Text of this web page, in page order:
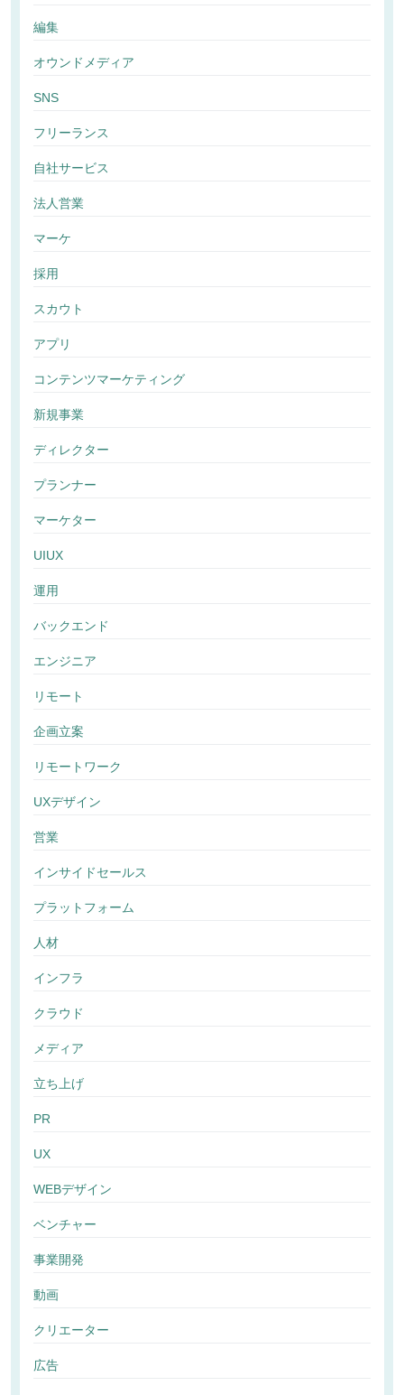
編集
オウンドメディア
SNS
フリーランス
自社サービス
法人営業
マーケ
採用
スカウト
アプリ
コンテンツマーケティング
新規事業
ディレクター
プランナー
マーケター
UIUX
運用
バックエンド
エンジニア
リモート
企画立案
リモートワーク
UXデザイン
営業
インサイドセールス
プラットフォーム
人材
インフラ
クラウド
メディア
立ち上げ
PR
UX
WEBデザイン
ベンチャー
事業開発
動画
クリエーター
広告